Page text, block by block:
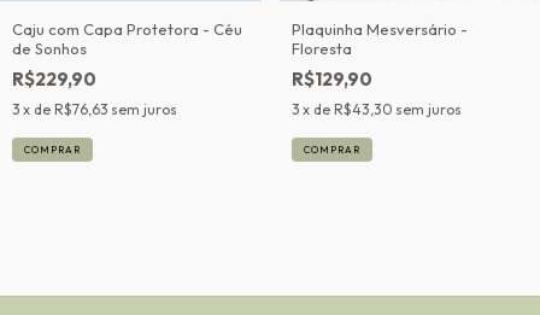
Caju com Capa Protetora - Céu
de Sonhos
R$229,90
3 x de R$76,63 sem juros
Plaquinha Mesversário -
Floresta
R$129,90
3 x de R$43,30 sem juros